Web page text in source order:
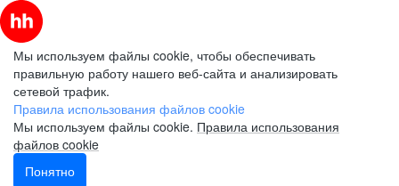
Мы используем файлы cookie, чтобы обеспечивать
правильную работу нашего веб-сайта и анализировать
сетевой трафик.
Правила использования файлов cookie
Мы используем файлы cookie. Правила использования
файлов cookie
Понятно